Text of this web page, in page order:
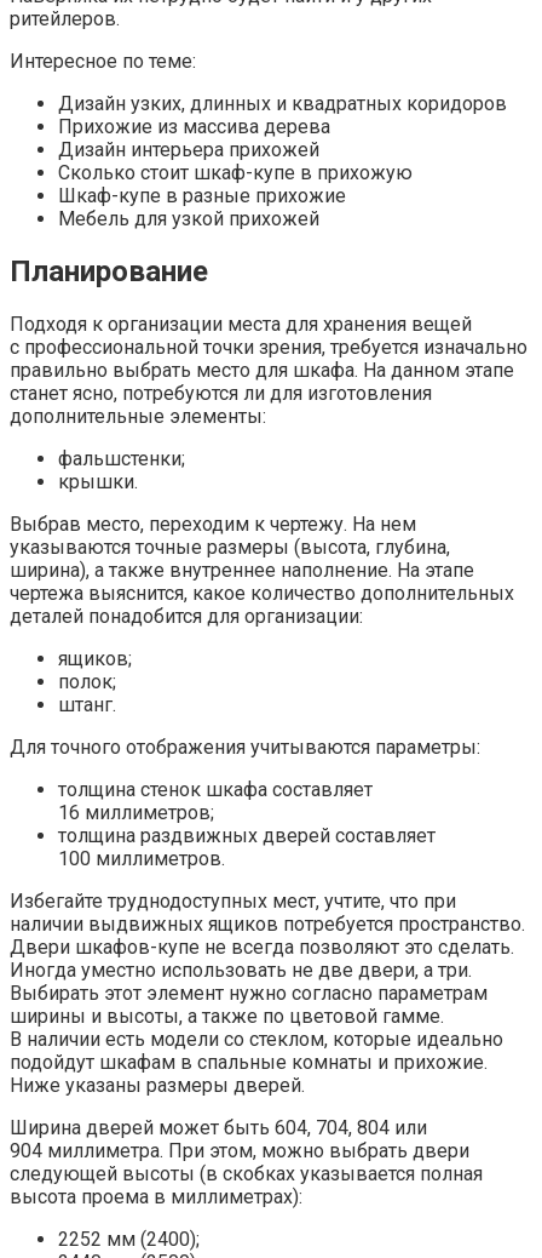
ритейлеров.
Интересное по теме:
Дизайн узких, длинных и квадратных коридоров
Прихожие из массива дерева
Дизайн интерьера прихожей
Сколько стоит шкаф-купе в прихожую
Шкаф-купе в разные прихожие
Мебель для узкой прихожей
Планирование
Подходя к организации места для хранения вещей
с профессиональной точки зрения, требуется изначально
правильно выбрать место для шкафа. На данном этапе
станет ясно, потребуются ли для изготовления
дополнительные элементы:
фальшстенки;
крышки.
Выбрав место, переходим к чертежу. На нем
указываются точные размеры (высота, глубина,
ширина), а также внутреннее наполнение. На этапе
чертежа выяснится, какое количество дополнительных
деталей понадобится для организации:
ящиков;
полок;
штанг.
Для точного отображения учитываются параметры:
толщина стенок шкафа составляет
16 миллиметров;
толщина раздвижных дверей составляет
100 миллиметров.
Избегайте труднодоступных мест, учтите, что при
наличии выдвижных ящиков потребуется пространство.
Двери шкафов-купе не всегда позволяют это сделать.
Иногда уместно использовать не две двери, а три.
Выбирать этот элемент нужно согласно параметрам
ширины и высоты, а также по цветовой гамме.
В наличии есть модели со стеклом, которые идеально
подойдут шкафам в спальные комнаты и прихожие.
Ниже указаны размеры дверей.
Ширина дверей может быть 604, 704, 804 или
904 миллиметра. При этом, можно выбрать двери
следующей высоты (в скобках указывается полная
высота проема в миллиметрах):
2252 мм (2400);